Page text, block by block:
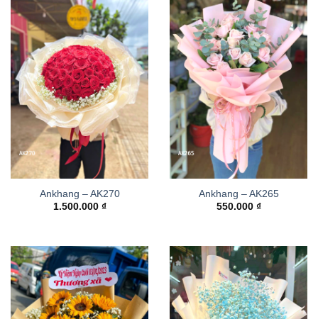
Ankhang – AK270
1.500.000 ₫
Ankhang – AK265
550.000 ₫